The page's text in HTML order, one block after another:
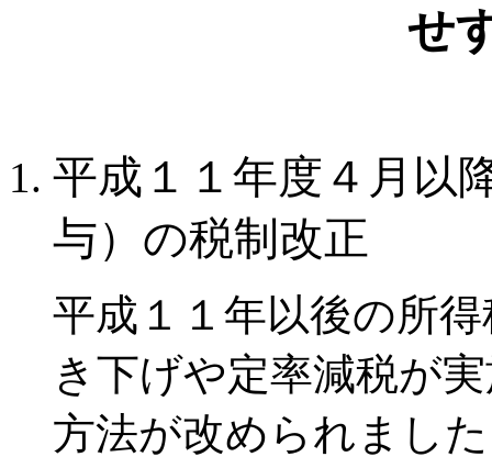
せ
平成１１年度４月以
与）の税制改正
平成１１年以後の所
き下げや定率減税が
方法が改められまし